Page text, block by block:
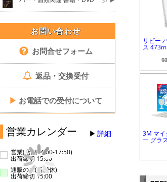
お問い合わせ
お問合せフォーム
返品・交換受付
▶ お電話での受付について
営業カレンダー 詳細
営業(店舗14:00-17:50)
出荷締切 15:00
通販のみ(店舗休)
出荷締切 15:00
リビー
ス
3M マイ
ー グラ